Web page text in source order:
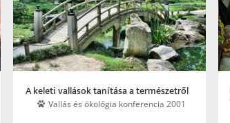
A keleti vallások tanítása a természetről
Vallás és ökológia konferencia 2001